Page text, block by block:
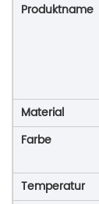
Produktname
Material
Farbe
Temperatur